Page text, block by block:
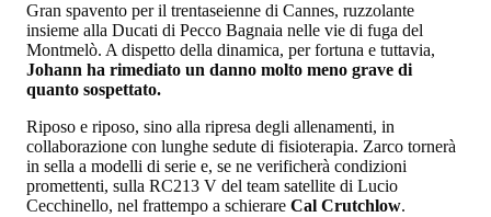
Gran spavento per il trentaseienne di Cannes, ruzzolante
insieme alla Ducati di Pecco Bagnaia nelle vie di fuga del
Montmelò. A dispetto della dinamica, per fortuna e tuttavia,
Johann ha rimediato un danno molto meno grave di
quanto sospettato.
Riposo e riposo, sino alla ripresa degli allenamenti, in
collaborazione con lunghe sedute di fisioterapia. Zarco tornerà
in sella a modelli di serie e, se ne verificherà condizioni
promettenti, sulla RC213 V del team satellite di Lucio
Cecchinello, nel frattempo a schierare Cal Crutchlow.